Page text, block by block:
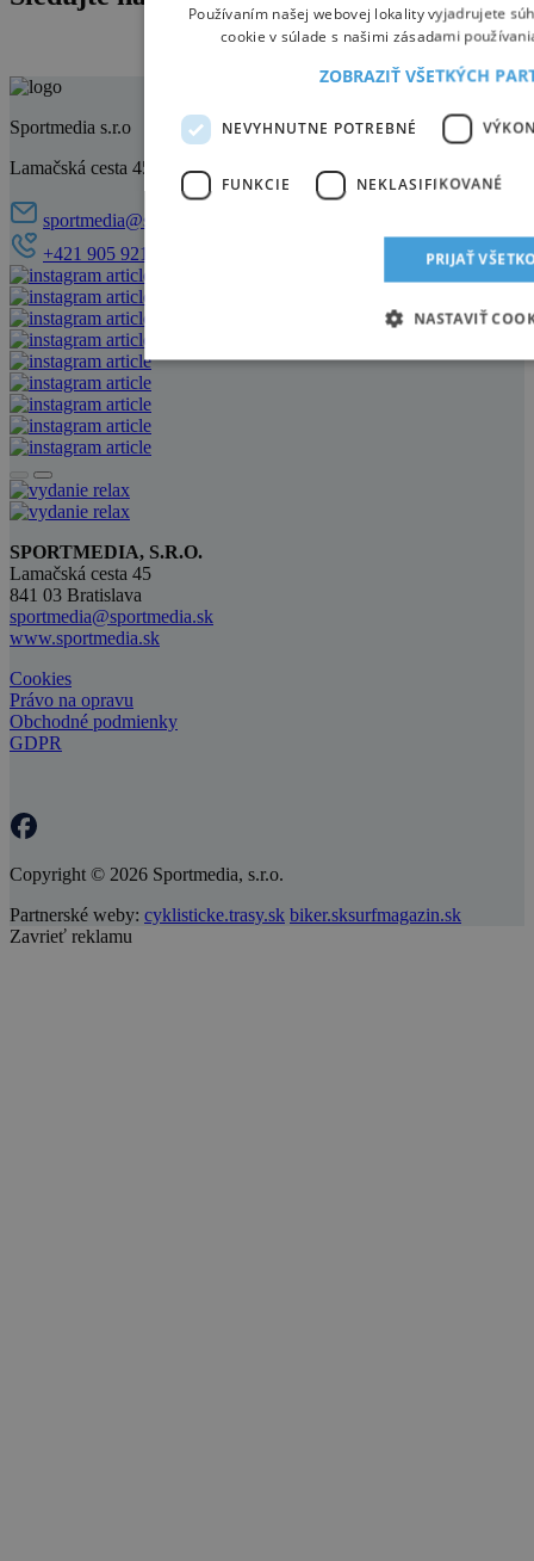
Sportmedia s.r.o
Lamačská cesta 45, 841 03 Bratislava
sportmedia@sportmedia.sk
+421 905 921 521
SPORTMEDIA, S.R.O.
Lamačská cesta 45
841 03 Bratislava
sportmedia@sportmedia.sk
www.sportmedia.sk
Cookies
Právo na opravu
Obchodné podmienky
GDPR
Copyright © 2026 Sportmedia, s.r.o.
Partnerské weby: cyklisticke.trasy.sk biker.sksurfmagazin.sk
Zavrieť reklamu
Používaním našej webovej lokality vyjadrujete
cookie v súlade s našimi zásadami
ZOBRAZIŤ VŠETKÝCH
NEVYHNUTNE POTREBNÉ
FUNKCIE NEKLASIFIKOVANÉ
PRIJAŤ
NASTAVIŤ